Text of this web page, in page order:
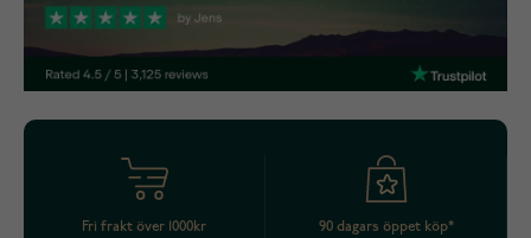
Fri frakt över 1000kr 90 dagars öppet köp*